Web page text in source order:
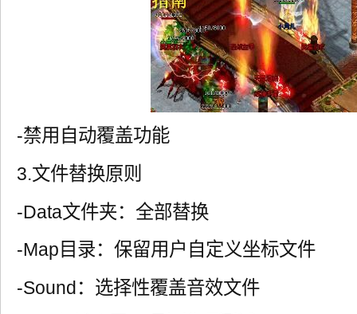
-禁用自动覆盖功能
3.文件替换原则
-Data文件夹：全部替换
-Map目录：保留用户自定义坐标文件
-Sound：选择性覆盖音效文件